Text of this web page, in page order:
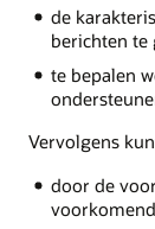
de
berichten te
te bepalen
Vervolgens
door de